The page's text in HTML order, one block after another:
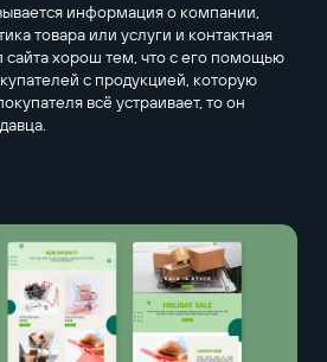
информация о компании,
товара или услуги и контактная
сайта хорош тем, что с его помощью
с продукцией, которую
всё устраивает, то он